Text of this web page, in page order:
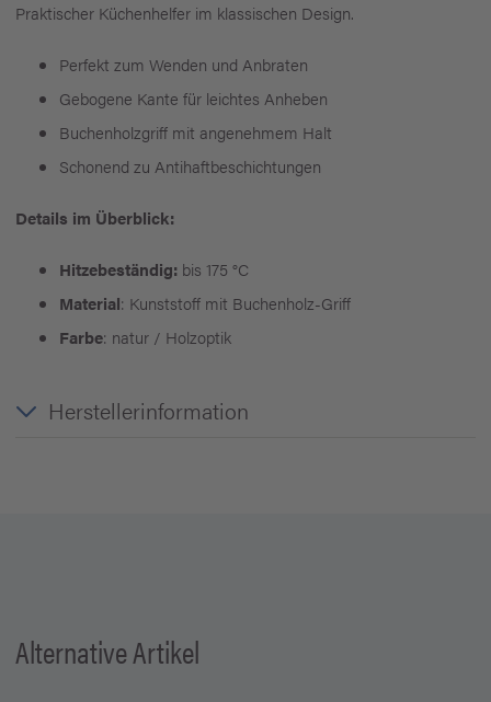
Praktischer Küchenhelfer im klassischen Design.
Perfekt zum Wenden und Anbraten
Gebogene Kante für leichtes Anheben
Buchenholzgriff mit angenehmem Halt
Schonend zu Antihaftbeschichtungen
Details im Überblick:
Hitzebeständig: bis 175 °C
Material: Kunststoff mit Buchenholz-Griff
Farbe: natur / Holzoptik
Herstellerinformation
Alternative Artikel